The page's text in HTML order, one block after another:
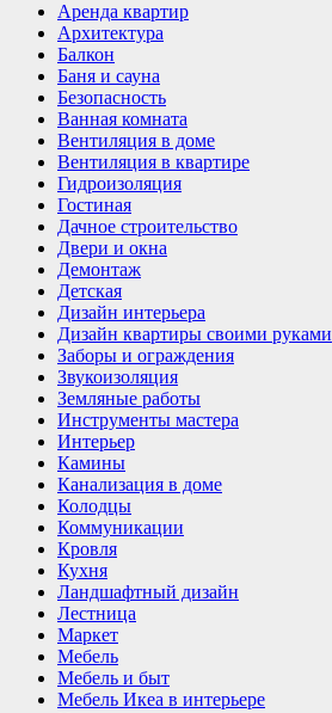
Аренда квартир
Архитектура
Балкон
Баня и сауна
Безопасность
Ванная комната
Вентиляция в доме
Вентиляция в квартире
Гидроизоляция
Гостиная
Дачное строительство
Двери и окна
Демонтаж
Детская
Дизайн интерьера
Дизайн квартиры своими руками
Заборы и ограждения
Звукоизоляция
Земляные работы
Инструменты мастера
Интерьер
Камины
Канализация в доме
Колодцы
Коммуникации
Кровля
Кухня
Ландшафтный дизайн
Лестница
Маркет
Мебель
Мебель и быт
Мебель Икеа в интерьере